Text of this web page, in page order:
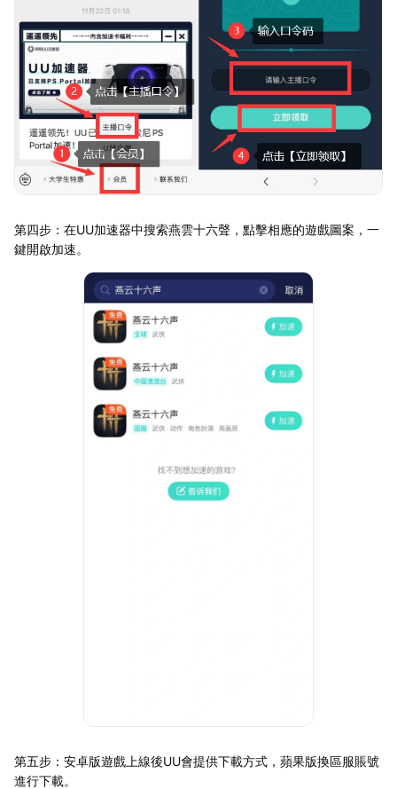
第四步：在UU加速器中搜索燕雲十六聲，點擊相應的遊戲圖案，一
鍵開啟加速。
第五步：安卓版遊戲上線後UU會提供下載方式，蘋果版換區服賬號
進行下載。